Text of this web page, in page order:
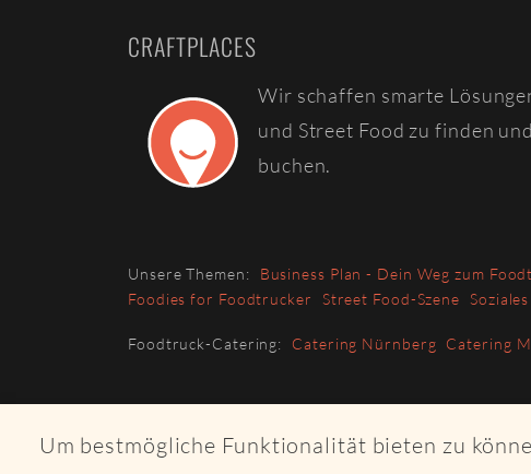
Um bestmögliche Funktionalität bieten zu
CRAFTPLACES
Wir schaffen smarte
und Street Food zu finden
buchen.
Unsere Themen: Business Plan - Dein Weg zum
Foodies for Foodtrucker
Street Food-Szene
Foodtruck-Catering: Catering Nürnberg Catering